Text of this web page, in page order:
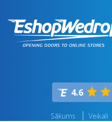
4.6
Sākums Veikali